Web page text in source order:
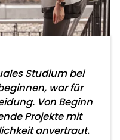
Studium bei
war für
Von Beginn
Projekte mit
anvertraut.